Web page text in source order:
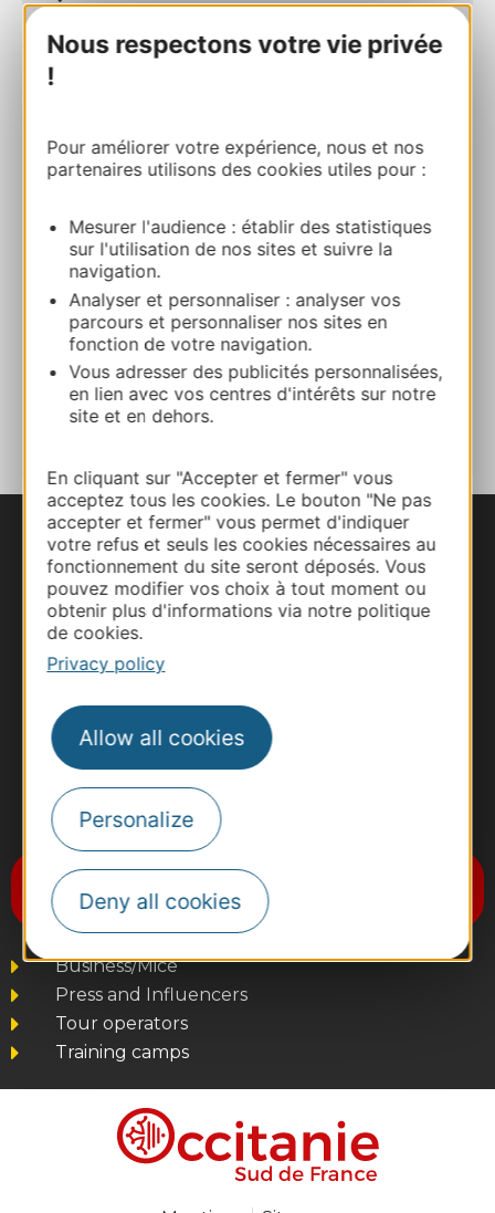
Nous respectons votre vie privée
!
Pour améliorer votre expérience, nous et nos
partenaires utilisons des cookies utiles pour :
Mesurer l'audience : établir des statistiques
sur l'utilisation de nos sites et suivre la
navigation.
Analyser et personnaliser : analyser vos
parcours et personnaliser nos sites en
fonction de votre navigation.
Vous adresser des publicités personnalisées,
en lien avec vos centres d'intérêts sur notre
site et en dehors.
En cliquant sur "Accepter et fermer" vous
acceptez tous les cookies. Le bouton "Ne pas
accepter et fermer" vous permet d'indiquer
votre refus et seuls les cookies nécessaires au
fonctionnement du site seront déposés. Vous
pouvez modifier vos choix à tout moment ou
obtenir plus d'informations via notre politique
de cookies.
Privacy policy
Allow all cookies
Personalize
Deny all cookies
Eat Salad – bar à salades525 Avenue
d’IrlandeZone Commerciale Albasud 82000
MONTAUBAN
Website
Facebook
ADD TO FAVORITES
#VoyageOccitanie
Subscribe to the newsletter
Destination Occitanie
Business/Mice
Press and Influencers
Tour operators
Training camps